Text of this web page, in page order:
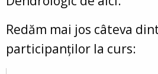
Redăm mai jos câteva
participanților la curs: